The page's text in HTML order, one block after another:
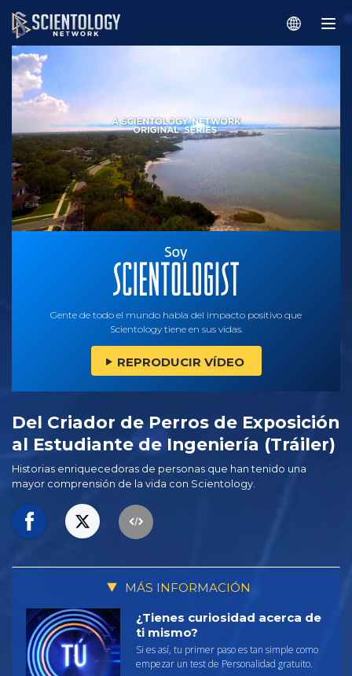
Gente de todo el mundo habla del impacto positivo que
Scientology tiene en sus vidas.
REPRODUCIR VÍDEO
Del Criador de Perros de Exposición
al Estudiante de Ingeniería (Tráiler)
Historias enriquecedoras de personas que han tenido una
mayor comprensión de la vida con Scientology.
MÁS INFORMACIÓN
¿Tienes curiosidad acerca de
ti mismo?
Si es así, tu primer paso es tan simple como
empezar un test de Personalidad gratuito.